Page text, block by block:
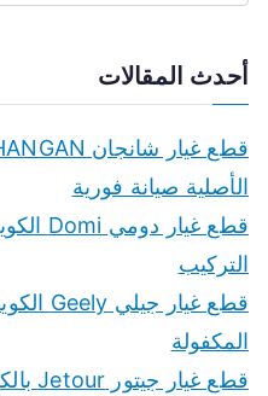
أحدث المقالات
الأصلية صيانة فورية
التركيب
المكفولة